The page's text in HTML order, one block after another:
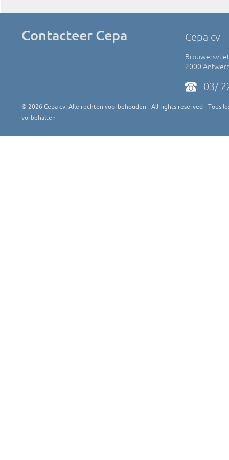
Contacteer Cepa Cepa cv
2000
03/
© 2026 Cepa cv. Alle rechten voorbehouden - All rights reserved - Tous
vorbehalten